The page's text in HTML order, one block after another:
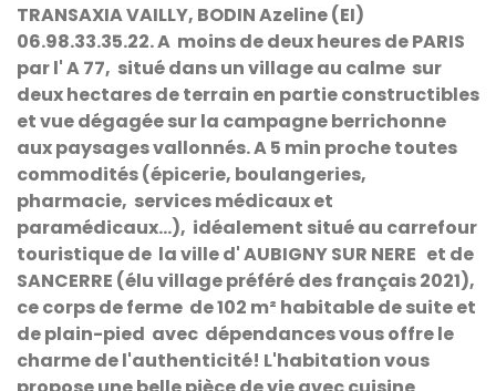
TRANSAXIA VAILLY, BODIN Azeline (EI)
06.98.33.35.22.A moins de deux heures de PARIS
par l' A 77, situé dans un village au calme sur
deux hectares de terrain en partie constructibles
et vue dégagée sur la campagne berrichonne
aux paysages vallonnés. A 5 min proche toutes
commodités (épicerie, boulangeries,
pharmacie, services médicaux et
paramédicaux…), idéalement situé au carrefour
touristique de la ville d' AUBIGNY SUR NERE et de
SANCERRE (élu village préféré des français 2021),
ce corps de ferme de 102 m² habitable de suite et
de plain-pied avec dépendances vous offre le
charme de l'authenticité! L'habitation vous